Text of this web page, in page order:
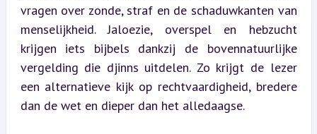
vragen over zonde, straf en de schaduwkanten van
menselijkheid. Jaloezie, overspel en hebzucht
krijgen iets bijbels dankzij de bovennatuurlijke
vergelding die djinns uitdelen. Zo krijgt de lezer
een alternatieve kijk op rechtvaardigheid, bredere
dan de wet en dieper dan het alledaagse.